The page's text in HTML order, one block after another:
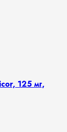
125 мг,